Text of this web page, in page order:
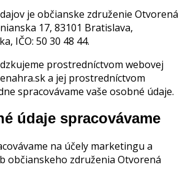
je občianske združenie Otvorená
17, 83101 Bratislava,
IČO: 50 30 48 44.
prostredníctvom webovej
a jej prostredníctvom
spracovávame vaše osobné údaje.
údaje spracovávame
na účely marketingu a
občianskeho združenia Otvorená